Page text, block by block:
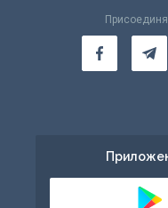
Счета для бизнеса